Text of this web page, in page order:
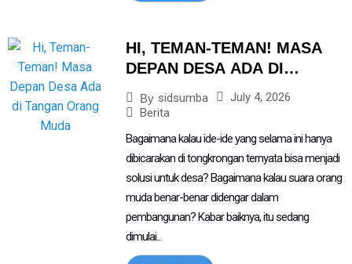
HI, TEMAN-TEMAN! MASA
DEPAN DESA ADA DI
TANGAN ORANG MUDA
By sidsumba
July 4, 2026
Berita
Bagaimana kalau ide-ide yang selama ini hanya
dibicarakan di tongkrongan ternyata bisa menjadi
solusi untuk desa? Bagaimana kalau suara orang
muda benar-benar didengar dalam
pembangunan? Kabar baiknya, itu sedang
dimulai...